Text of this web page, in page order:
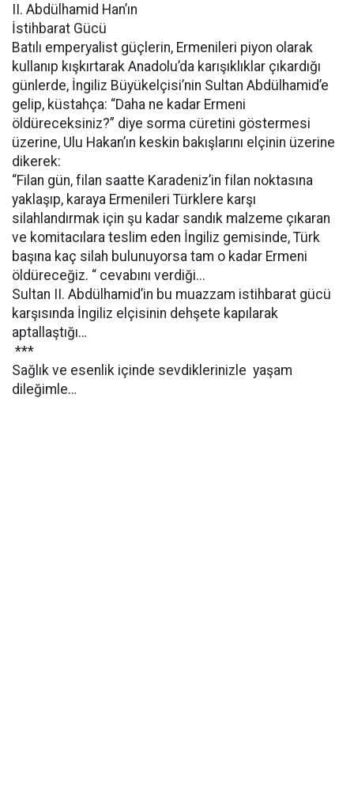
II. Abdülhamid Han’ın
İstihbarat Gücü
Batılı emperyalist güçlerin, Ermenileri piyon olarak
kullanıp kışkırtarak Anadolu’da karışıklıklar çıkardığı
günlerde, İngiliz Büyükelçisi’nin Sultan Abdülhamid’e
gelip, küstahça: “Daha ne kadar Ermeni
öldüreceksiniz?” diye sorma cüretini göstermesi
üzerine, Ulu Hakan’ın keskin bakışlarını elçinin üzerine
dikerek:
“Filan gün, filan saatte Karadeniz’in filan noktasına
yaklaşıp, karaya Ermenileri Türklere karşı
silahlandırmak için şu kadar sandık malzeme çıkaran
ve komitacılara teslim eden İngiliz gemisinde, Türk
başına kaç silah bulunuyorsa tam o kadar Ermeni
öldüreceğiz. “ cevabını verdiği...
Sultan II. Abdülhamid’in bu muazzam istihbarat gücü
karşısında İngiliz elçisinin dehşete kapılarak
aptallaştığı…
***
Sağlık ve esenlik içinde sevdiklerinizle yaşam
dileğimle…